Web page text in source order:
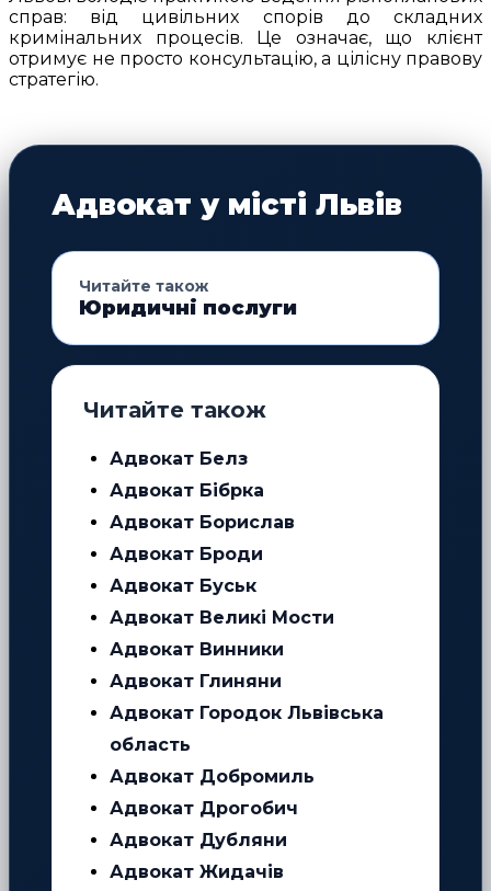
справ: від цивільних спорів до складних
кримінальних процесів. Це означає, що клієнт
отримує не просто консультацію, а цілісну правову
стратегію.
Адвокат у місті Львів
Читайте також
Юридичні послуги
Читайте також
Адвокат Белз
Адвокат Бібрка
Адвокат Борислав
Адвокат Броди
Адвокат Буськ
Адвокат Великі Мости
Адвокат Винники
Адвокат Глиняни
Адвокат Городок Львівська
область
Адвокат Добромиль
Адвокат Дрогобич
Адвокат Дубляни
Адвокат Жидачів